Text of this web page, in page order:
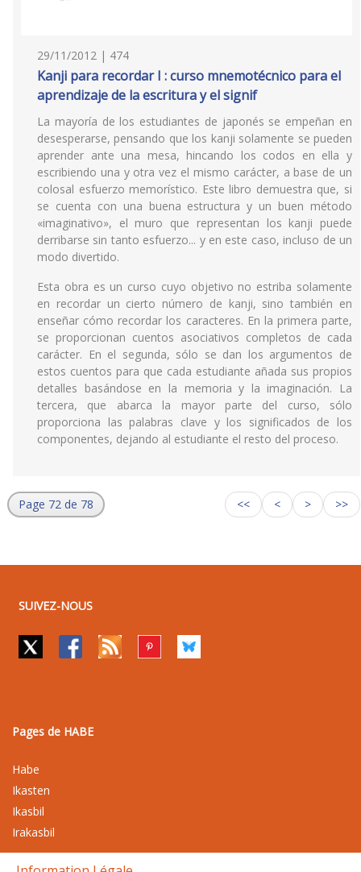
29/11/2012 | 474
Kanji para recordar I : curso mnemotécnico para el
aprendizaje de la escritura y el signif
La mayoría de los estudiantes de japonés se empeñan en
desesperarse, pensando que los kanji solamente se pueden
aprender ante una mesa, hincando los codos en ella y
escribiendo una y otra vez el mismo carácter, a base de un
colosal esfuerzo memorístico. Este libro demuestra que, si
se cuenta con una buena estructura y un buen método
«imaginativo», el muro que representan los kanji puede
derribarse sin tanto esfuerzo... y en este caso, incluso de un
modo divertido.
Esta obra es un curso cuyo objetivo no estriba solamente
en recordar un cierto número de kanji, sino también en
enseñar cómo recordar los caracteres. En la primera parte,
se proporcionan cuentos asociativos completos de cada
carácter. En el segunda, sólo se dan los argumentos de
estos cuentos para que cada estudiante añada sus propios
detalles basándose en la memoria y la imaginación. La
tercera, que abarca la mayor parte del curso, sólo
proporciona las palabras clave y los significados de los
componentes, dejando al estudiante el resto del proceso.
Page 72 de 78 << < > >>
SUIVEZ-NOUS
Pages de HABE
Habe
Ikasten
Ikasbil
Irakasbil